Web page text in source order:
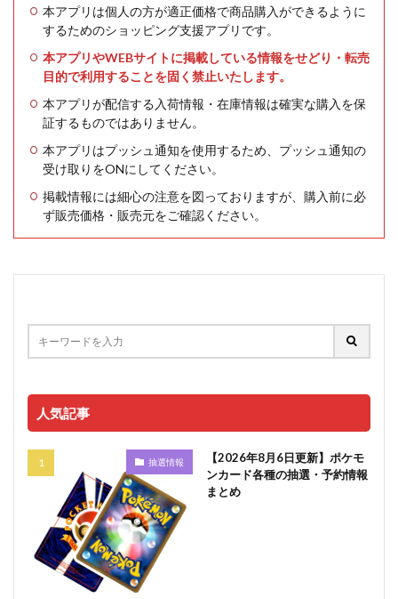
本アプリは個人の方が適正価格で商品購入ができるように
するためのショッピング支援アプリです。
本アプリやWEBサイトに掲載している情報をせどり・転売
目的で利用することを固く禁止いたします。
本アプリが配信する入荷情報・在庫情報は確実な購入を保
証するものではありません。
本アプリはプッシュ通知を使用するため、プッシュ通知の
受け取りをONにしてください。
掲載情報には細心の注意を図っておりますが、購入前に必
ず販売価格・販売元をご確認ください。
人気記事
抽選情報
【2026年8月6日更新】ポケモ
ンカード各種の抽選・予約情報
まとめ